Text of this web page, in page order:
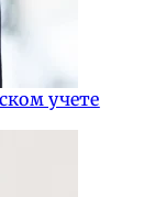
учете